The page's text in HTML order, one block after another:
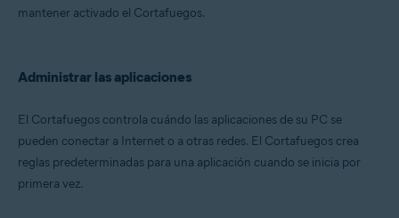
mantener activado el Cortafuegos.
Administrar las aplicaciones
El Cortafuegos controla cuándo las aplicaciones de su PC se
pueden conectar a Internet o a otras redes. El Cortafuegos crea
reglas predeterminadas para una aplicación cuando se inicia por
primera vez.